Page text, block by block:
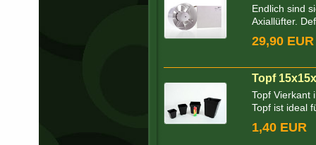
Endlich sind
Axiallüfter.
29,90 EUR
Topf
Topf Vierkant
Topf ist ideal
1,40 EUR